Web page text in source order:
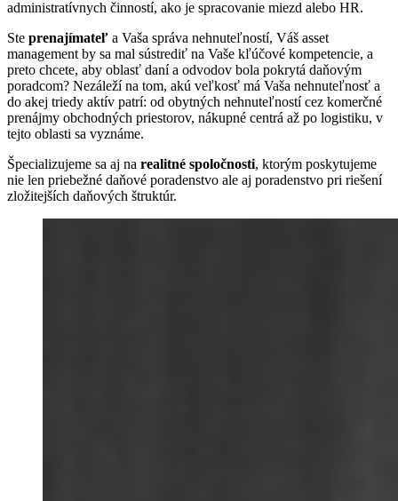
administratívnych činností, ako je spracovanie miezd alebo HR.
Ste prenajímateľ a Vaša správa nehnuteľností, Váš asset
management by sa mal sústrediť na Vaše kľúčové kompetencie, a
preto chcete, aby oblasť daní a odvodov bola pokrytá daňovým
poradcom? Nezáleží na tom, akú veľkosť má Vaša nehnuteľnosť a
do akej triedy aktív patrí: od obytných nehnuteľností cez komerčné
prenájmy obchodných priestorov, nákupné centrá až po logistiku, v
tejto oblasti sa vyznáme.
Špecializujeme sa aj na realitné spoločnosti, ktorým poskytujeme
nie len priebežné daňové poradenstvo ale aj poradenstvo pri riešení
zložitejších daňových štruktúr.